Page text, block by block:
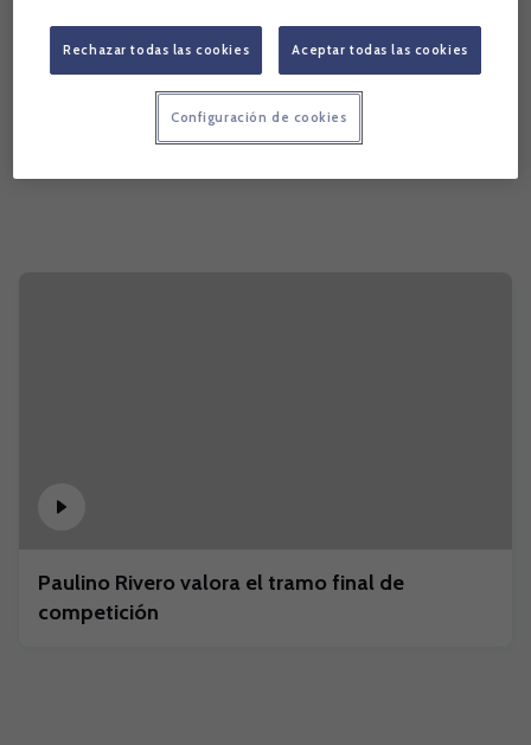
Paulino Rivero valora el tramo final de
competición
Rechazar todas las cookies Aceptar todas las cookies
Configuración de cookies